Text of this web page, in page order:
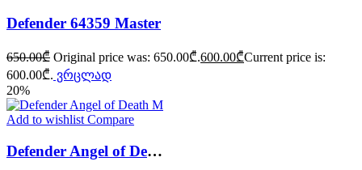
Defender 64359 Master
650.00₾ Original price was: 650.00₾.600.00₾Current price is:
600.00₾. ვრცლად
20%
Add to wishlist Compare
Defender Angel of Death M